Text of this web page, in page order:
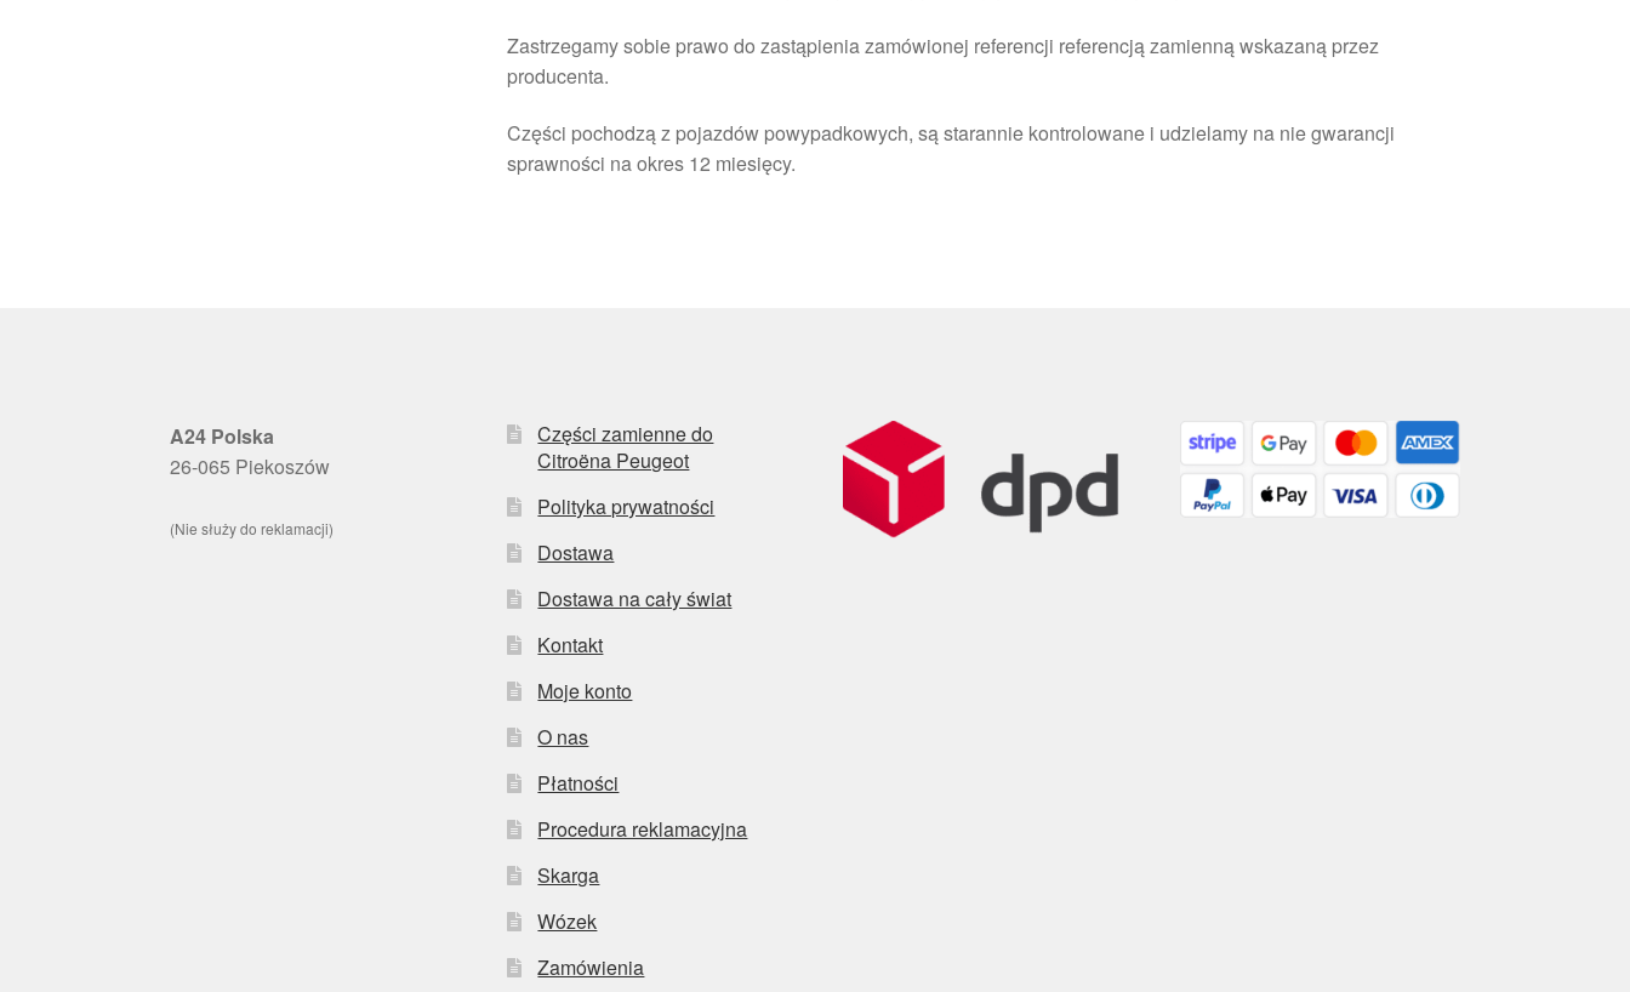
Zastrzegamy sobie prawo do zastąpienia zamówionej referencji referencją zamienną wskazaną przez
producenta.
Części pochodzą z pojazdów powypadkowych, są starannie kontrolowane i udzielamy na nie gwarancji
sprawności na okres 12 miesięcy.
A24 Polska
26-065 Piekoszów
(Nie służy do reklamacji)
Części zamienne do
Citroëna Peugeot
Polityka prywatności
Dostawa
Dostawa na cały świat
Kontakt
Moje konto
O nas
Płatności
Procedura reklamacyjna
Skarga
Wózek
Zamówienia